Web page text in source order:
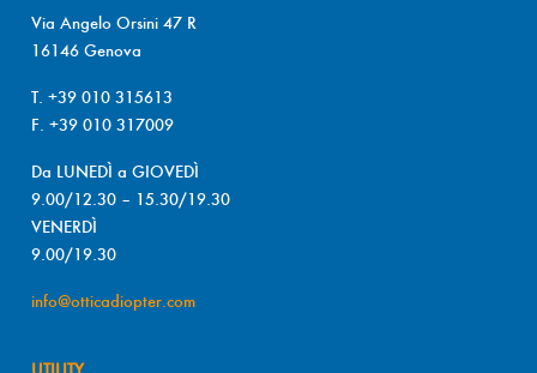
Via Angelo Orsini 47 R
16146 Genova
T. +39 010 315613
F. +39 010 317009
Da LUNEDÌ a GIOVEDÌ
9.00/12.30 – 15.30/19.30
VENERDÌ
9.00/19.30
info@otticadiopter.com